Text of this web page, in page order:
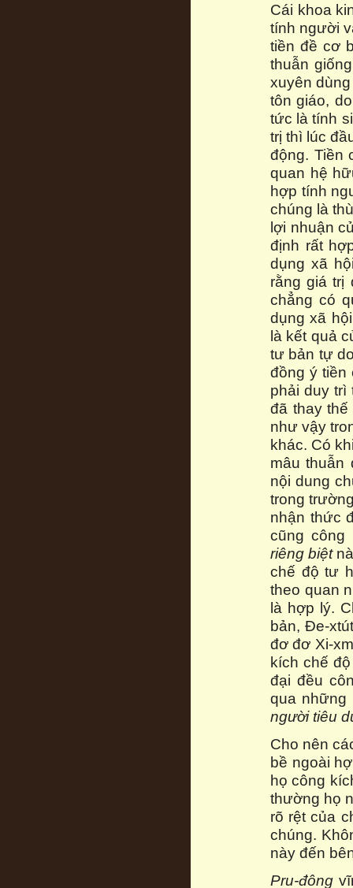
Cái khoa
tính người
tiền đề cơ
thuẫn
xuyên
tôn giáo,
tức là tính
trị thì lúc
động. Tiền
quan hệ
hợp tính
chúng là
lợi nhuận
định rất
dụng xã
rằng giá trị
chẳng có
dụng xã
là kết quả
tư bản tự
đồng ý tiền
phải duy
đã thay
như vậy
khác. Có
mâu thuẫn
nội dung
trong
nhận thức
cũng
riêng biệt
chế độ tư
theo quan
là hợp lý.
bản, Đe-
đơ đơ Xi-
kích chế
đại đều
qua
người tiêu
Cho nên
bề ngoài
họ công
thường họ
rõ rệt của
chúng.
này đến
Pru-đông